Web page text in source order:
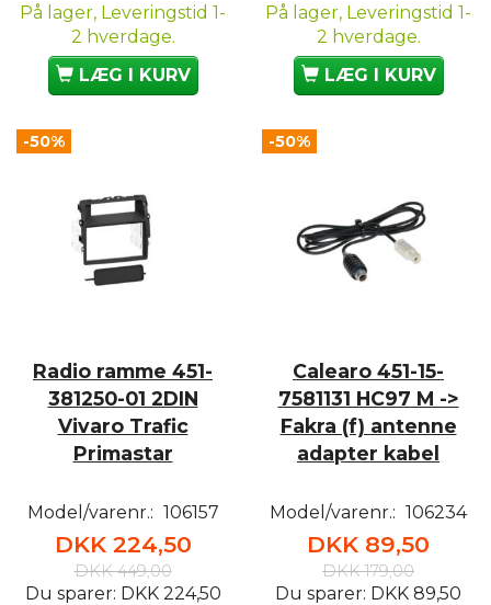
På lager, Leveringstid 1-
2 hverdage.
LÆG I KURV
På lager, Leveringstid 1-
2 hverdage.
LÆG I KURV
-50%
Radio ramme 451-
381250-01 2DIN
Vivaro Trafic
Primastar
Model/varenr.: 106157
DKK 224,50
DKK 449,00
Du sparer: DKK 224,50
-50%
Calearo 451-15-
7581131 HC97 M ->
Fakra (f) antenne
adapter kabel
Model/varenr.: 106234
DKK 89,50
DKK 179,00
Du sparer: DKK 89,50